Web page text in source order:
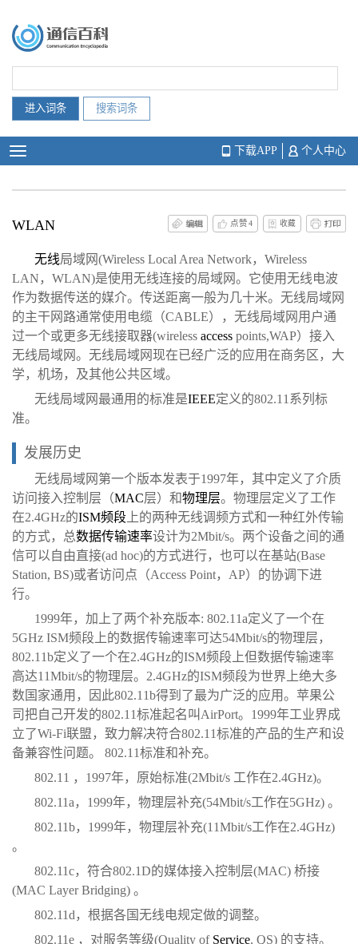
下载APP 个人中心
WLAN 点赞 4 收藏
无线局域网(Wireless Local Area Network，Wireless
LAN，WLAN)是使用无线连接的局域网。它使用无线电波
作为数据传送的媒介。传送距离一般为几十米。无线局域网
的主干网路通常使用电缆（CABLE），无线局域网用户通
过一个或更多无线接取器(wireless access points,WAP）接入
无线局域网。无线局域网现在已经广泛的应用在商务区，大
学，机场，及其他公共区域。
无线局域网最通用的标准是IEEE定义的802.11系列标
准。
发展历史
无线局域网第一个版本发表于1997年，其中定义了介质
访问接入控制层（MAC层）和物理层。物理层定义了工作
在2.4GHz的ISM频段 上的两种无线调频方式和一种红外传输
的方式，总数据传输速率设计为2Mbit/s。两个设备之间的通
信可以自由直接(ad hoc)的方式进行，也可以在基站(Base
Station, BS)或者访问点（Access Point，AP）的协调下进
行。
1999年，加上了两个补充版本: 802.11a定义了一个在
5GHz ISM频段上的数据传输速率可达54Mbit/s的物理层，
802.11b定义了一个在2.4GHz的ISM频段上但数据传输速率
高达11Mbit/s的物理层。2.4GHz的ISM频段为世界上绝大多
数国家通用，因此802.11b得到了最为广泛的应用。苹果公
司把自己开发的802.11标准起名叫AirPort。1999年工业界成
立了Wi-Fi联盟，致力解决符合802.11标准的产品的生产和设
备兼容性问题。 802.11标准和补充。
802.11 ，1997年，原始标准(2Mbit/s 工作在2.4GHz)。
802.11a，1999年，物理层补充(54Mbit/s工作在5GHz) 。
802.11b，1999年，物理层补充(11Mbit/s工作在2.4GHz)
。
802.11c，符合802.1D的媒体接入控制层(MAC) 桥接
(MAC Layer Bridging) 。
802.11d，根据各国无线电规定做的调整。
802.11e ，对服务等级(Quality of Service, QS) 的支持。